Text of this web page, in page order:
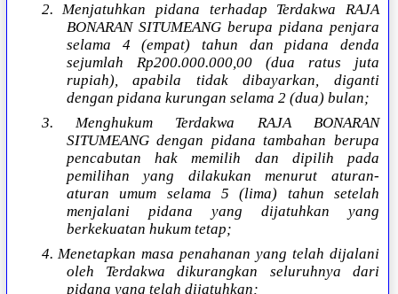
2. Menjatuhkan pidana terhadap Terdakwa RAJA
BONARAN SITUMEANG berupa pidana penjara
selama 4 (empat) tahun dan pidana denda
sejumlah Rp200.000.000,00 (dua ratus juta
rupiah), apabila tidak dibayarkan, diganti
dengan pidana kurungan selama 2 (dua) bulan;
3. Menghukum Terdakwa RAJA BONARAN
SITUMEANG dengan pidana tambahan berupa
pencabutan hak memilih dan dipilih pada
pemilihan yang dilakukan menurut aturan-
aturan umum selama 5 (lima) tahun setelah
menjalani pidana yang dijatuhkan yang
berkekuatan hukum tetap;
4. Menetapkan masa penahanan yang telah dijalani
oleh Terdakwa dikurangkan seluruhnya dari
pidana yang telah dijatuhkan;